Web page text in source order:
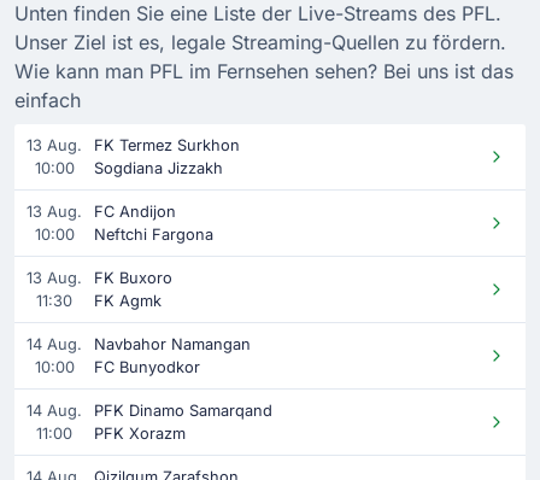
Unten finden Sie eine Liste der Live-Streams des PFL.
Unser Ziel ist es, legale Streaming-Quellen zu fördern.
Wie kann man PFL im Fernsehen sehen? Bei uns ist das
einfach
13 Aug.
10:00
FK Termez Surkhon
Sogdiana Jizzakh
13 Aug.
10:00
FC Andijon
Neftchi Fargona
13 Aug.
11:30
FK Buxoro
FK Agmk
14 Aug.
10:00
Navbahor Namangan
FC Bunyodkor
14 Aug.
11:00
PFK Dinamo Samarqand
PFK Xorazm